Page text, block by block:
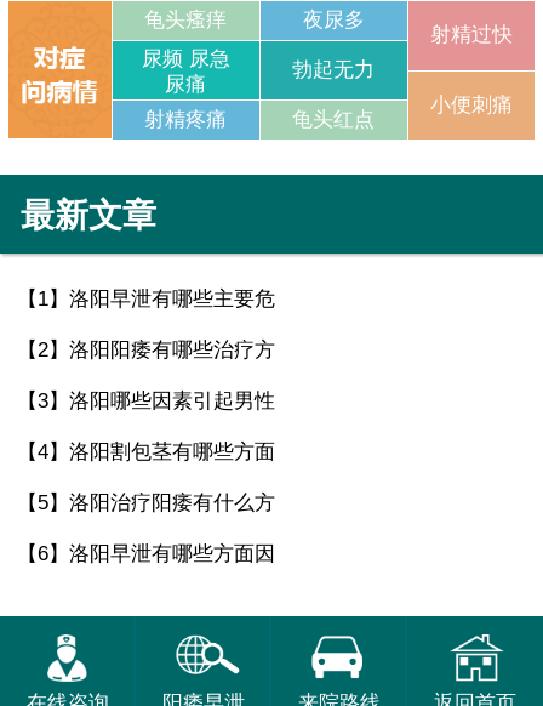
龟头瘙痒
夜尿多
尿频 尿急
尿痛
勃起无力
射精疼痛 龟头红点
射精过快
小便刺痛
最新文章
【1】 洛阳早泄有哪些主要危
【2】 洛阳阳痿有哪些治疗方
【3】 洛阳哪些因素引起男性
【4】 洛阳割包茎有哪些方面
【5】 洛阳治疗阳痿有什么方
【6】 洛阳早泄有哪些方面因